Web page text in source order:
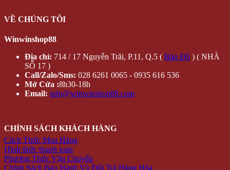
VỀ CHÚNG TÔI
Winwinshop88
Địa chỉ: 714 / 17 Nguyễn Trãi, P.11, Q.5 ( Bản Đồ ) ( NHÀ
SỐ 17 )
Call/Zalo/Sms: 028 6261 0065 - 0935 616 536
Mở Cửa :8h30-18h
Email: info@winwinshop88.com
CHÍNH SÁCH KHÁCH HÀNG
Cách Thức Mua Hàng
Hình thức thanh toán
Phương Thức Vận Chuyển
Chính Sách Bảo Hành Và Đổi Trả Hàng Hóa